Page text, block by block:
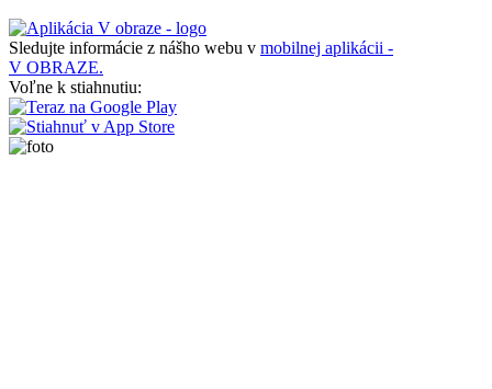
Sledujte informácie z nášho webu v mobilnej aplikácii -
V OBRAZE.
Voľne k stiahnutiu: